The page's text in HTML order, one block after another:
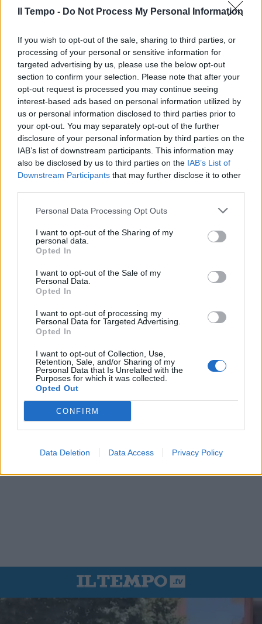
Il Tempo - Do Not Process My Personal Information
If you wish to opt-out of the sale, sharing to third parties, or
processing of your personal or sensitive information for
targeted advertising by us, please use the below opt-out
section to confirm your selection. Please note that after your
opt-out request is processed you may continue seeing
interest-based ads based on personal information utilized by
us or personal information disclosed to third parties prior to
your opt-out. You may separately opt-out of the further
disclosure of your personal information by third parties on the
IAB’s list of downstream participants. This information may
also be disclosed by us to third parties on the IAB’s List of
Downstream Participants that may further disclose it to other
Personal Data Processing Opt Outs
I want to opt-out of the Sharing of my
personal data.
Opted In
I want to opt-out of the Sale of my
Personal Data.
Opted In
I want to opt-out of processing my
Personal Data for Targeted Advertising.
Opted In
I want to opt-out of Collection, Use,
Retention, Sale, and/or Sharing of my
Personal Data that Is Unrelated with the
Purposes for which it was collected.
Opted Out
CONFIRM
Data Deletion Data Access Privacy Policy
In evidenza